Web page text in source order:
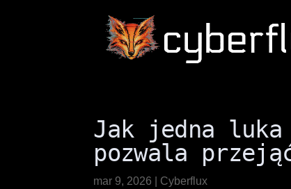
Jak jedna luka
pozwala
mar 9, 2026 Cyberflux